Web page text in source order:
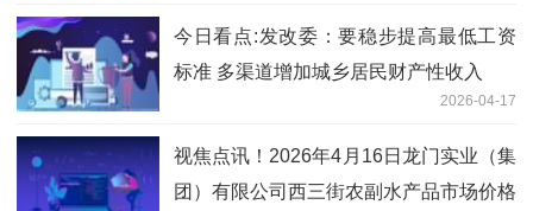
今日看点:发改委：要稳步提高最低工资
标准 多渠道增加城乡居民财产性收入
2026-04-17
视焦点讯！2026年4月16日龙门实业（集
团）有限公司西三街农副水产品市场价格